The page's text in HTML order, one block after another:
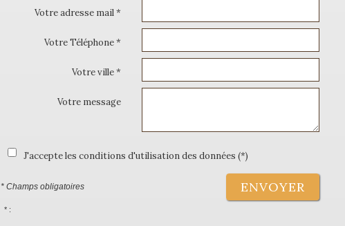
Votre adresse mail *
Votre Téléphone *
Votre ville *
Votre message
J'accepte les conditions d'utilisation des données (*)
* Champs obligatoires ENVOYER
* :